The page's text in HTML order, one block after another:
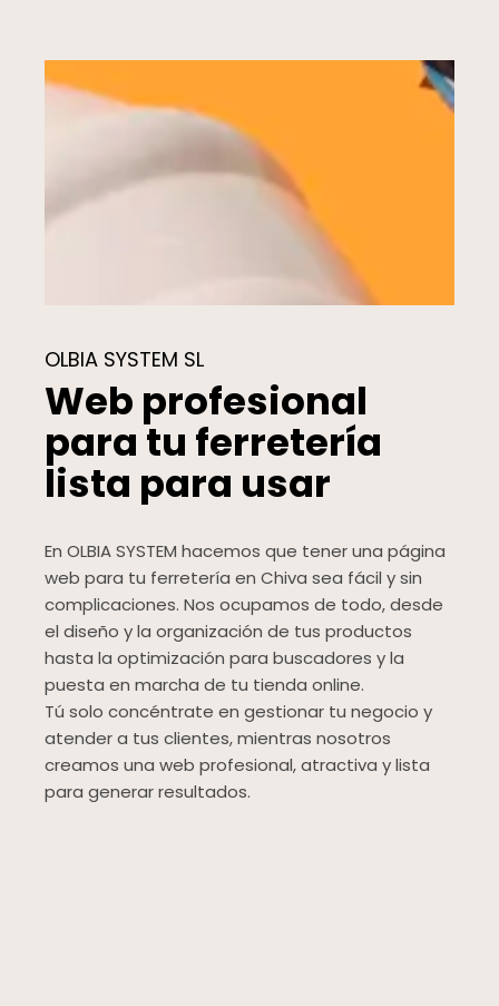
OLBIA SYSTEM SL
Web profesional
para tu ferretería
lista para usar
En OLBIA SYSTEM hacemos que tener una página
web para tu ferretería en Chiva sea fácil y sin
complicaciones. Nos ocupamos de todo, desde
el diseño y la organización de tus productos
hasta la optimización para buscadores y la
puesta en marcha de tu tienda online.
Tú solo concéntrate en gestionar tu negocio y
atender a tus clientes, mientras nosotros
creamos una web profesional, atractiva y lista
para generar resultados.